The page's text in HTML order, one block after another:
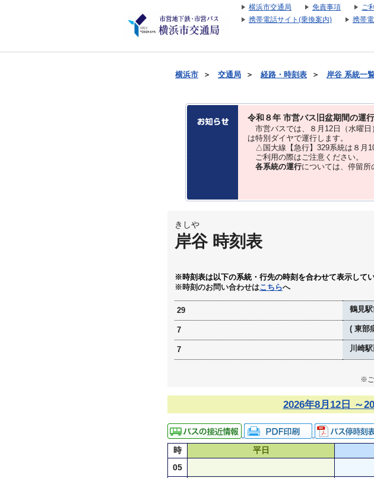
横浜市交通局 免責事項 ご
携帯電話サイト(乗換案内)
携帯
横浜市 ＞ 交通局 ＞ 経路・時刻表 ＞ 岸谷 系統一
令和８年 市営バス旧盆期間の運
市営バスでは、８⽉12⽇（水曜日
は特別ダイヤで運⾏します。
△国大線【急行】329系統は８月
ご利用の際はご注意ください。
各系統の運行については、停留所
きしや
岸谷 時刻表
※時刻表は以下の系統・行先の時刻を合わせて表示して
※時刻のお問い合わせはこちらへ
29 鶴見駅
7 ( 東部
7 川崎
※ご
2026年8月12日 ～
時 平日
05